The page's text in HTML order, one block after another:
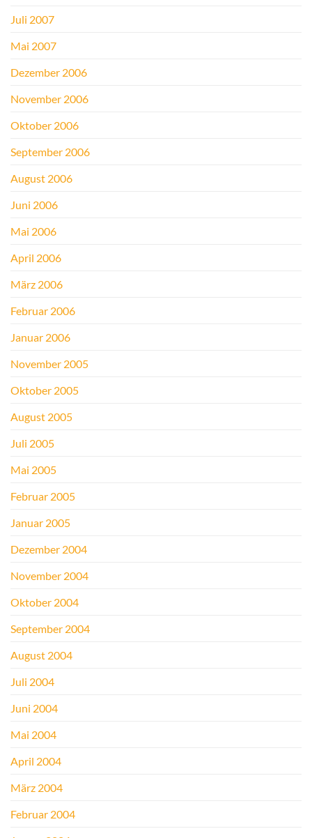
Juli 2007
Mai 2007
Dezember 2006
November 2006
Oktober 2006
September 2006
August 2006
Juni 2006
Mai 2006
April 2006
März 2006
Februar 2006
Januar 2006
November 2005
Oktober 2005
August 2005
Juli 2005
Mai 2005
Februar 2005
Januar 2005
Dezember 2004
November 2004
Oktober 2004
September 2004
August 2004
Juli 2004
Juni 2004
Mai 2004
April 2004
März 2004
Februar 2004